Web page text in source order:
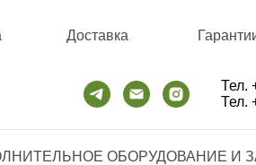
Доставка
Тел.
Тел.
ОБОРУДОВАНИЕ И